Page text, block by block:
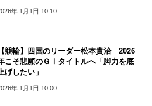
年 1月1日 10:10
【競輪】四国のリーダー松本貴治 2026
こそ悲願のＧⅠタイトルへ「脚力を底
上げしたい」
年 1月1日 10:00